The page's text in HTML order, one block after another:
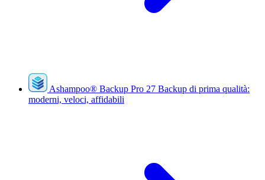
Ashampoo® Backup Pro 27 Backup di prima qualità:
moderni, veloci, affidabili